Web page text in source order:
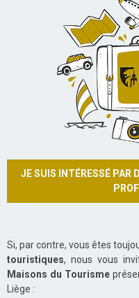
JE SUIS INTÉRESSÉ PAR
Si, par contre, vous êtes
touristiques, nous vous
Maisons du Tourisme
Liège :